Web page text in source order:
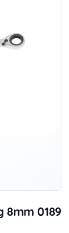
8mm 0189